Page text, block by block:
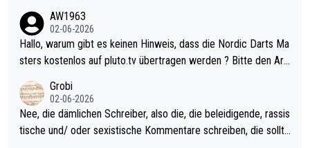
Allerdings ist Mitchell Lawrie als Nummer 1 der Welt eh qualifi
ziert. Somit ändert die automatische Qualifikation des Weltmei
sters erstmal nichts. Ich denke sie wollen damit für nächstes J
ohl wenig WDF Turniere spielen. Dies war bei Archie Self letzt
es Jahr der Fall. Er musste als amtierender Weltmeister durch
den Qualifier und ich glaube kaum, dass Mitchel sich das (in Ve
gas) antun würde, wenn er doch eigentlich die PDC-WM als Zi
AW1963
02-06-2026
Hallo, warum gibt es keinen Hinweis, dass die Nordic Darts Ma
sters kostenlos auf pluto.tv übertragen werden ? Bitte den Arti
Grobi
02-06-2026
Nee, die dämlichen Schreiber, also die, die beleidigende, rassis
tische und/ oder sexistische Kommentare schreiben, die sollte